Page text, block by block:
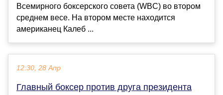
Всемирного боксерского совета (WBC) во втором
среднем весе. На втором месте находится
американец Калеб ...
12:30, 28 Апр
Главный боксер против друга президента